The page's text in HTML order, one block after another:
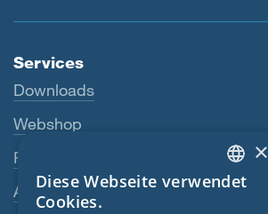
Services
Downloads
Webshop
Fachhändler
Ansprechperson
ENGLISH
×
Diese Webseite verwendet
Cookies.